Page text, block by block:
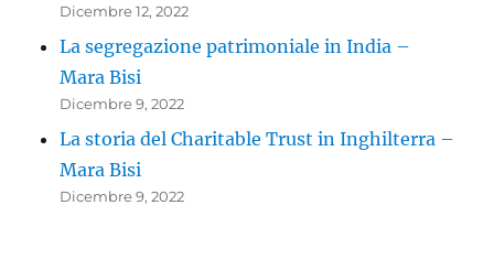
Dicembre 12, 2022
La segregazione patrimoniale in India –
Mara Bisi
Dicembre 9, 2022
La storia del Charitable Trust in Inghilterra –
Mara Bisi
Dicembre 9, 2022